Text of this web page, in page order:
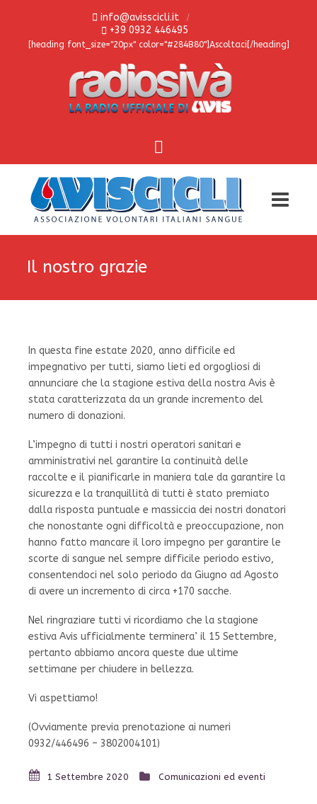
info@avisscicli.it
+39 0932 446495
[heading font_size="20px" color="#284B80"]Ascoltaci[/heading]
Il nostro grazie
In questa fine estate 2020, anno difficile ed
impegnativo per tutti, siamo lieti ed orgogliosi di
annunciare che la stagione estiva della nostra Avis è
stata caratterizzata da un grande incremento del
numero di donazioni.
L’impegno di tutti i nostri operatori sanitari e
amministrativi nel garantire la continuità delle
raccolte e il pianificarle in maniera tale da garantire la
sicurezza e la tranquillità di tutti è stato premiato
dalla risposta puntuale e massiccia dei nostri donatori
che nonostante ogni difficoltà e preoccupazione, non
hanno fatto mancare il loro impegno per garantire le
scorte di sangue nel sempre difficile periodo estivo,
consentendoci nel solo periodo da Giugno ad Agosto
di avere un incremento di circa +170 sacche.
Nel ringraziare tutti vi ricordiamo che la stagione
estiva Avis ufficialmente terminera’ il 15 Settembre,
pertanto abbiamo ancora queste due ultime
settimane per chiudere in bellezza.
Vi aspettiamo!
(Ovviamente previa prenotazione ai numeri
0932/446496 – 3802004101)
1 Settembre 2020 Comunicazioni ed eventi